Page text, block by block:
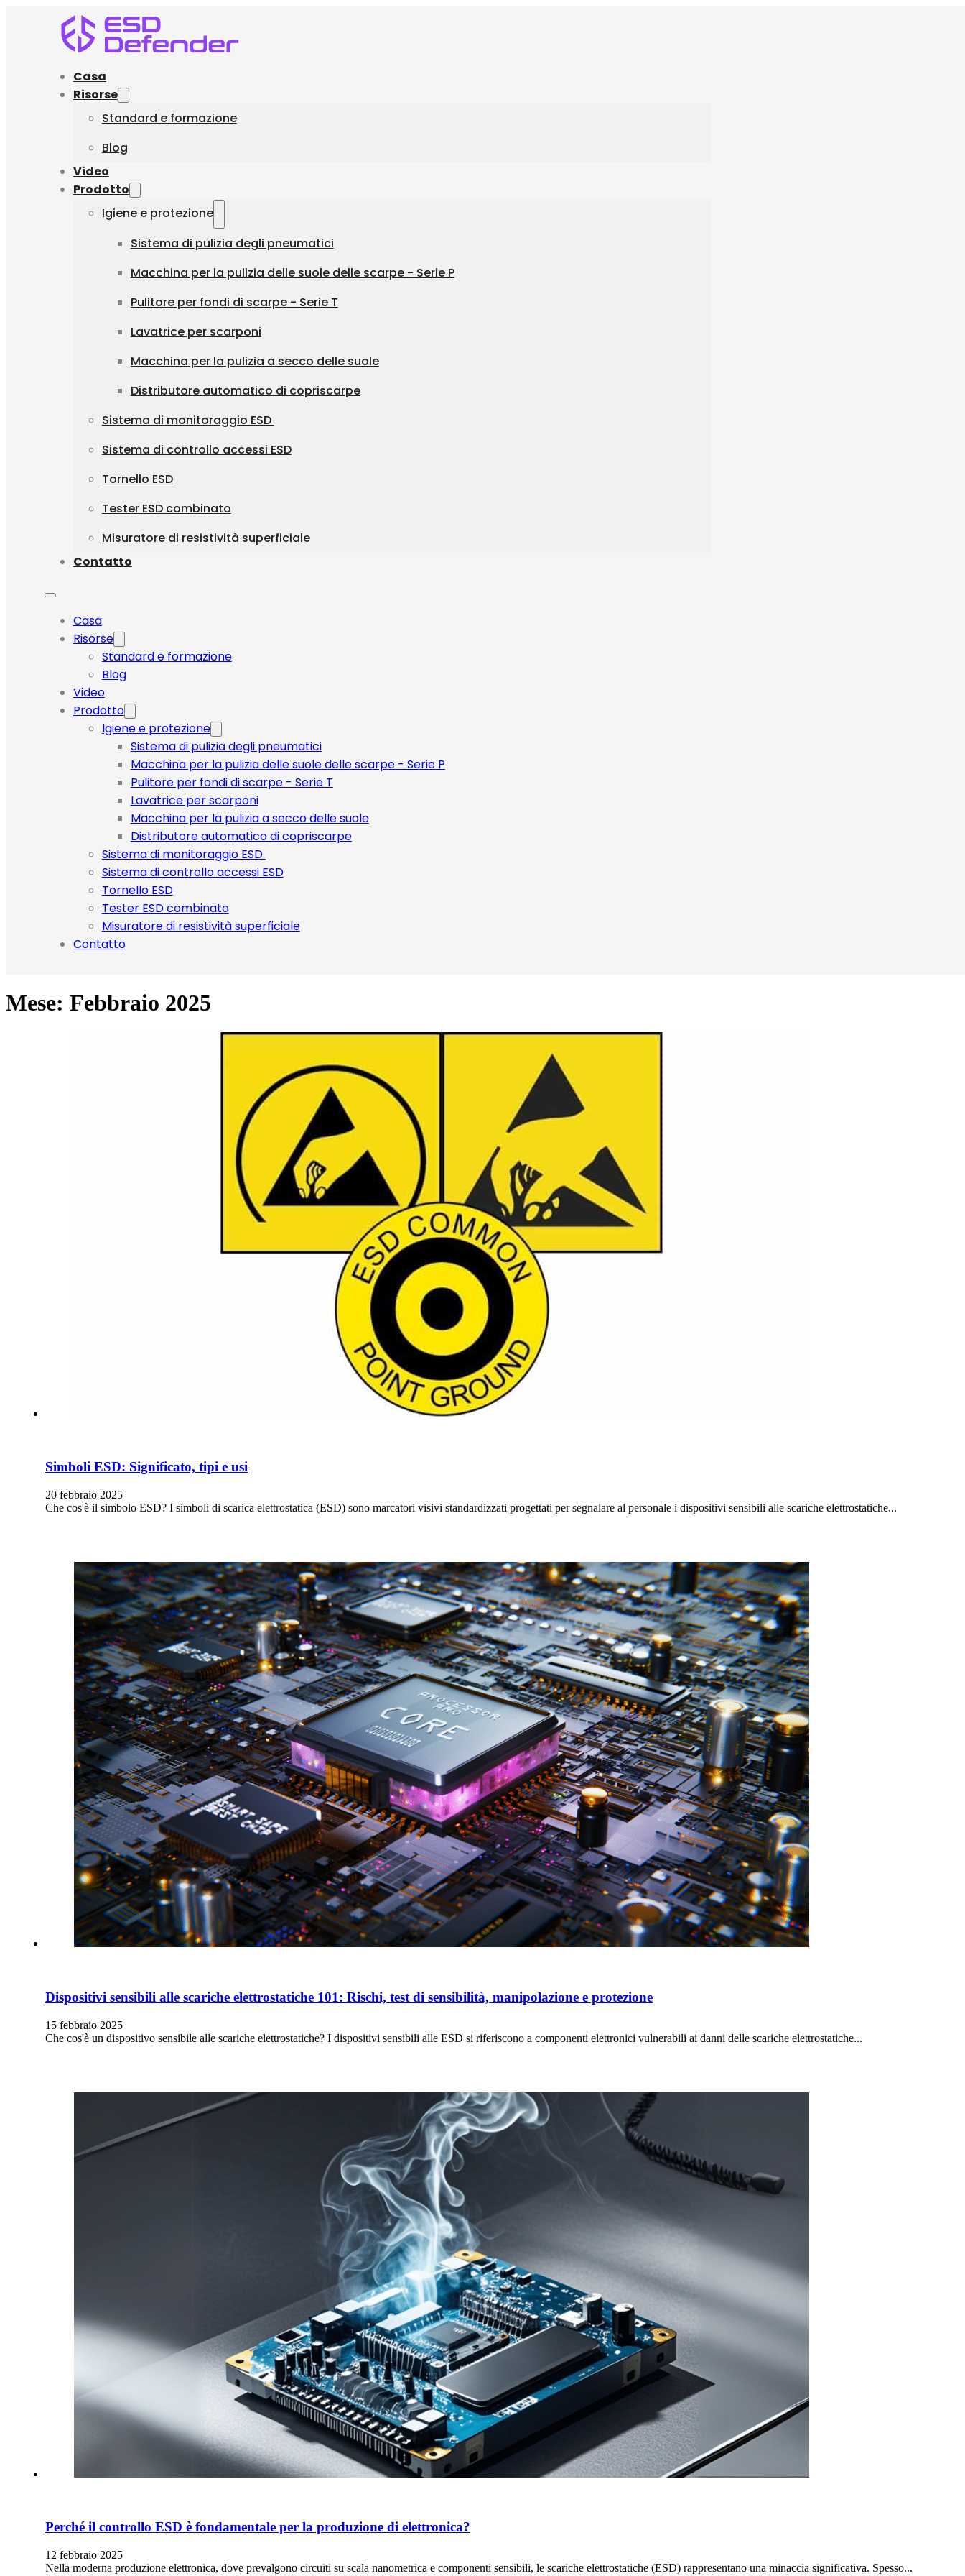
Casa
Risorse
Standard e formazione
Blog
Video
Prodotto
Igiene e protezione
Sistema di pulizia degli pneumatici
Macchina per la pulizia delle suole delle scarpe - Serie P
Pulitore per fondi di scarpe - Serie T
Lavatrice per scarponi
Macchina per la pulizia a secco delle suole
Distributore automatico di copriscarpe
Sistema di monitoraggio ESD
Sistema di controllo accessi ESD
Tornello ESD
Tester ESD combinato
Misuratore di resistività superficiale
Contatto
Casa
Risorse
Standard e formazione
Blog
Video
Prodotto
Igiene e protezione
Sistema di pulizia degli pneumatici
Macchina per la pulizia delle suole delle scarpe - Serie P
Pulitore per fondi di scarpe - Serie T
Lavatrice per scarponi
Macchina per la pulizia a secco delle suole
Distributore automatico di copriscarpe
Sistema di monitoraggio ESD
Sistema di controllo accessi ESD
Tornello ESD
Tester ESD combinato
Misuratore di resistività superficiale
Contatto
Mese: Febbraio 2025
Simboli ESD: Significato, tipi e usi
20 febbraio 2025
Che cos'è il simbolo ESD? I simboli di scarica elettrostatica (ESD) sono marcatori visivi standardizzati progettati per segnalare al personale i dispositivi sensibili alle scariche elettrostatiche...
Dispositivi sensibili alle scariche elettrostatiche 101: Rischi, test di sensibilità, manipolazione e protezione
15 febbraio 2025
Che cos'è un dispositivo sensibile alle scariche elettrostatiche? I dispositivi sensibili alle ESD si riferiscono a componenti elettronici vulnerabili ai danni delle scariche elettrostatiche...
Perché il controllo ESD è fondamentale per la produzione di elettronica?
12 febbraio 2025
Nella moderna produzione elettronica, dove prevalgono circuiti su scala nanometrica e componenti sensibili, le scariche elettrostatiche (ESD) rappresentano una minaccia significativa. Spesso...